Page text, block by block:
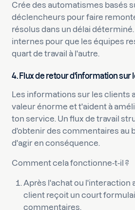
Crée des automatismes basés
déclencheurs pour faire
résolus dans un délai
internes pour que les équipes
quart de travail à l'autre.
4. Flux de retour d'information sur
Les informations sur les clients
valeur énorme et t'aident à
ton service. Un flux de travail
d'obtenir des commentaires au
d'agir en conséquence.
Comment cela fonctionne-t-il ?
Après l'achat ou l'interaction
client reçoit un court
commentaires.